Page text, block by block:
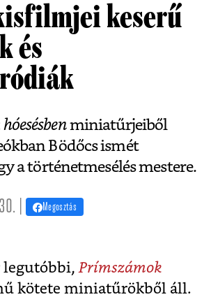
keserű
és
miniatűrjeiből
Bödőcs ismét
a történetmesélés mestere.
| Megosztás
legutóbbi, Prímszámok
kötete miniatűrökből áll.